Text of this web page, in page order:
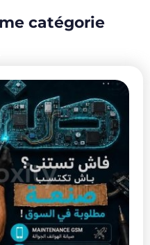
catégorie